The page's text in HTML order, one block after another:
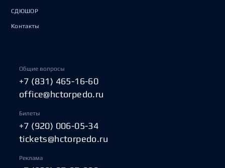
СДЮШОР
Контакты
Общие вопросы
+7 (831) 465-16-60
office@hctorpedo.ru
Билеты
+7 (920) 006-05-34
tickets@hctorpedo.ru
Реклама